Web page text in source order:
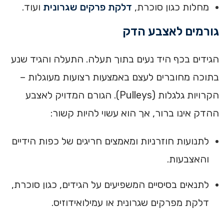
מחלות כגון סוכרת, דלקת פרקים שגרונית ועוד.
גורמים לאצבע הדק
הגידים בכף היד נעים בתוך תעלה. התעלה והגיד שנע
בתוכה מחוברים לעצם באמצעות רצועות מעוגלות –
הקרויות גלגלות (Pulleys). הגורם המדויק לאצבע
ההדק אינו ברור, אך הוא עשוי להיות קשור:
לתנועות חוזרניות ומאמצים חריגים של כפות הידיים
והאצבעות.
לתנאים בסיסיים המשפיעים על הגידים, כגון סוכרת,
דלקת מפרקים שגרונית או עמילואידוזיס.